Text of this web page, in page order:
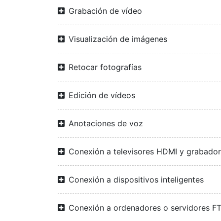
Grabación de vídeo
Visualización de imágenes
Retocar fotografías
Edición de vídeos
Anotaciones de voz
Conexión a televisores HDMI y
Conexión a dispositivos inteligentes
Conexión a ordenadores o servidores